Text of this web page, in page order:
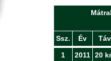
Ssz. Év Táv
1 2011 20